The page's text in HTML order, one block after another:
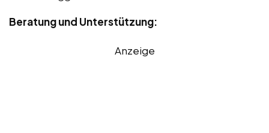
Beratung und Unterstützung:
Anzeige